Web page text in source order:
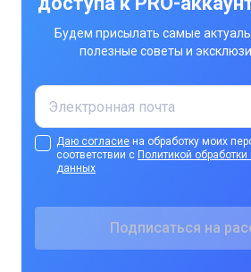
Будем присылать самые
полезные советы и
Даю согласие на обработку моих
соответствии с Политикой
данных